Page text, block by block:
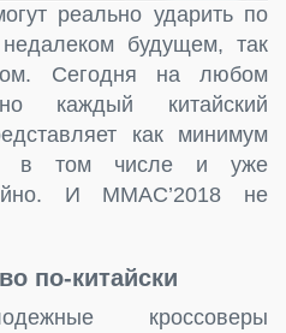
реально ударить по
будущем, так
Сегодня на любом
каждый китайский
как минимум
в том числе и уже
И ММАС’2018 не
по-китайски
кроссоверы